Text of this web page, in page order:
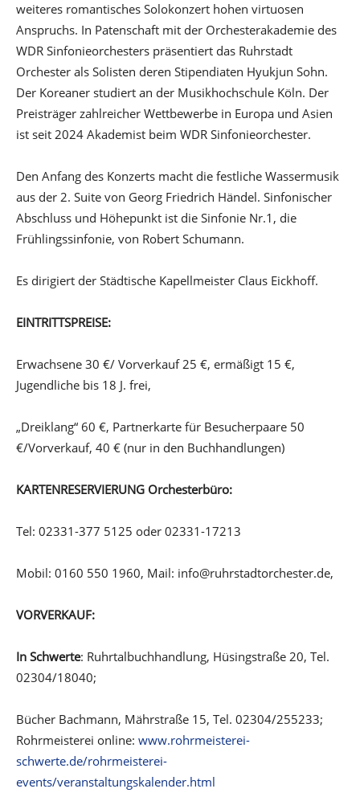
weiteres romantisches Solokonzert hohen virtuosen
Anspruchs. In Patenschaft mit der Orchesterakademie des
WDR Sinfonieorchesters präsentiert das Ruhrstadt
Orchester als Solisten deren Stipendiaten Hyukjun Sohn.
Der Koreaner studiert an der Musikhochschule Köln. Der
Preisträger zahlreicher Wettbewerbe in Europa und Asien
ist seit 2024 Akademist beim WDR Sinfonieorchester.
Den Anfang des Konzerts macht die festliche Wassermusik
aus der 2. Suite von Georg Friedrich Händel. Sinfonischer
Abschluss und Höhepunkt ist die Sinfonie Nr.1, die
Frühlingssinfonie, von Robert Schumann.
Es dirigiert der Städtische Kapellmeister Claus Eickhoff.
EINTRITTSPREISE:
Erwachsene 30 €/ Vorverkauf 25 €, ermäßigt 15 €,
Jugendliche bis 18 J. frei,
„Dreiklang“ 60 €, Partnerkarte für Besucherpaare 50
€/Vorverkauf, 40 € (nur in den Buchhandlungen)
KARTENRESERVIERUNG Orchesterbüro:
Tel: 02331-377 5125 oder 02331-17213
Mobil: 0160 550 1960, Mail: info@ruhrstadtorchester.de,
VORVERKAUF:
In Schwerte: Ruhrtalbuchhandlung, Hüsingstraße 20, Tel.
02304/18040;
Bücher Bachmann, Mährstraße 15, Tel. 02304/255233;
Rohrmeisterei online: www.rohrmeisterei-
schwerte.de/rohrmeisterei-
events/veranstaltungskalender.html